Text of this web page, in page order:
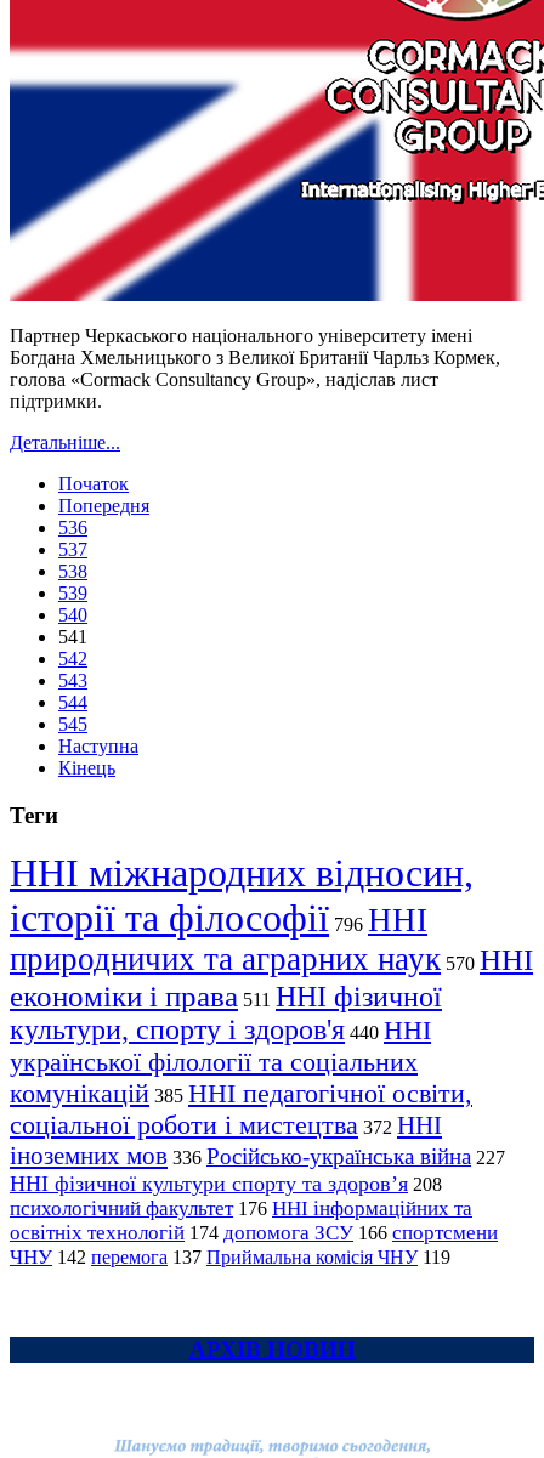
Партнер Черкаського національного університету імені
Богдана Хмельницького з Великої Британії Чарльз Кормек,
голова «Cormack Consultancy Group», надіслав лист
підтримки.
Детальніше...
Початок
Попередня
536
537
538
539
540
541
542
543
544
545
Наступна
Кінець
Теги
ННІ міжнародних відносин,
історії та філософії 796 ННІ
природничих та аграрних наук 570 ННІ
економіки і права 511 ННІ фізичної
культури, спорту і здоров'я 440 ННІ
української філології та соціальних
комунікацій 385 ННІ педагогічної освіти,
соціальної роботи і мистецтва 372 ННІ
іноземних мов 336 Російсько-українська війна 227
ННІ фізичної культури спорту та здоров’я 208
психологічний факультет 176 ННІ інформаційних та
освітніх технологій 174 допомога ЗСУ 166 спортсмени
ЧНУ 142 перемога 137 Приймальна комісія ЧНУ 119
АРХІВ НОВИН